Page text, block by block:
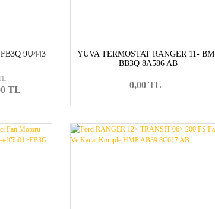
9U443
TL
YUVA TERMOSTAT RANGER 11- BM
- BB3Q 8A586 AB
0,00 TL